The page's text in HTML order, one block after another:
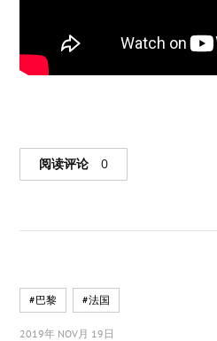
阅读评论 0
#巴黎 #法国
2019年 NOV月 19日